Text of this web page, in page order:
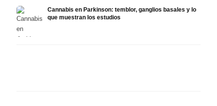
Cannabis en Parkinson: temblor, ganglios basales y lo
que muestran los estudios